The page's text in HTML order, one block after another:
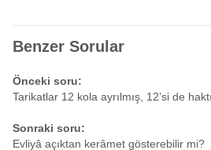
Benzer Sorular
Önceki soru:
Tarikatlar 12 kola ayrılmış, 12’si de
Sonraki soru:
Evliyâ açıktan kerâmet gösterebilir mi?